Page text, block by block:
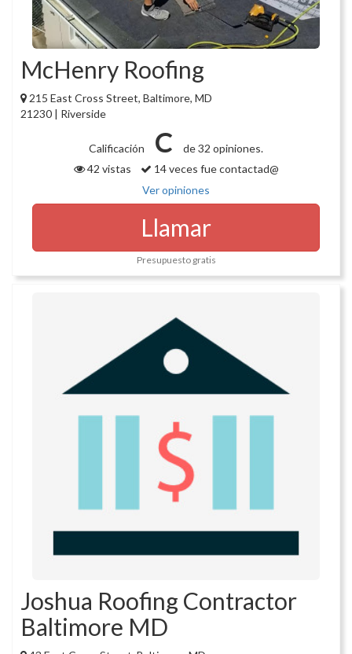
McHenry Roofing
215 East Cross Street, Baltimore, MD
21230 | Riverside
Calificación C
de 32 opiniones.
42 vistas
14 veces fue contactad@
Ver opiniones
Llamar
Presupuesto gratis
Joshua Roofing Contractor
Baltimore MD